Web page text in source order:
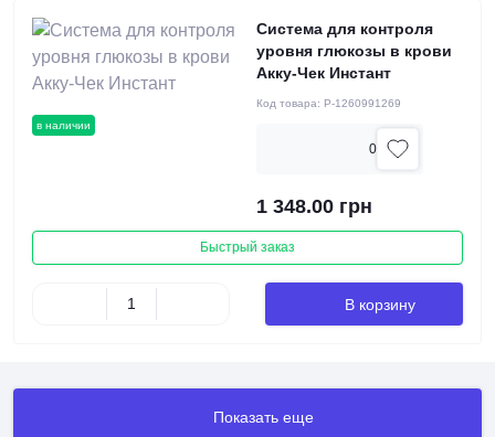
в наличии
Система для контроля
уровня глюкозы в крови
Акку-Чек Инстант
Код товара: P-1260991269
0
1 348.00 грн
Быстрый заказ
В корзину
Показать еще